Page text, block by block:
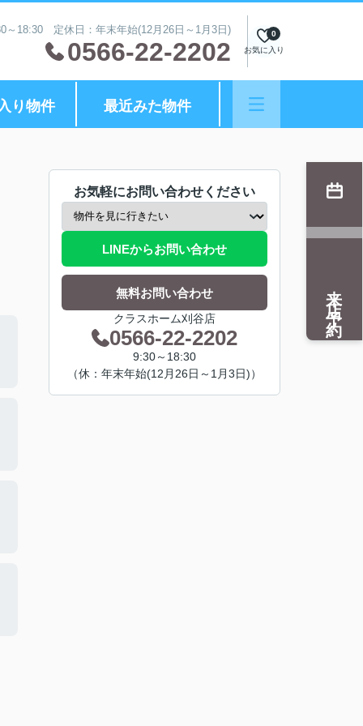
～18:30 定休日：年末年始(12月26日～1月3日)
0566-22-2202 お気に入り
0
り物件 最近みた物件
お気軽にお問い合わせください
LINEからお問い合わせ
無料お問い合わせ
クラスホーム刈谷店
0566-22-2202
9:30～18:30
（休：年末年始(12月26日～1月3日)）
来店予約